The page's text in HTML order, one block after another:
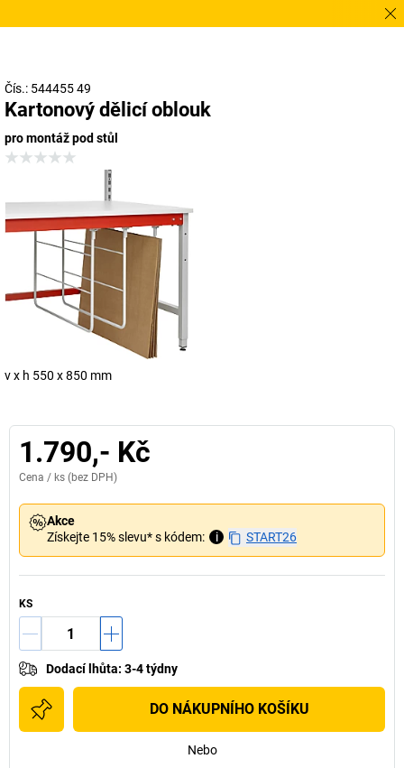
Čís.: 544455 49
Kartonový dělicí oblouk
pro montáž pod stůl
v x h 550 x 850 mm
1.790,- Kč
Cena / ks (bez DPH)
Akce
Získejte 15% slevu* s kódem:
i START26
KS
Dodací lhůta: 3-4 týdny
DO NÁKUPNÍHO KOŠÍKU
Nebo